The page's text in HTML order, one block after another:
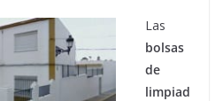
Las
bolsas
de
limpiad